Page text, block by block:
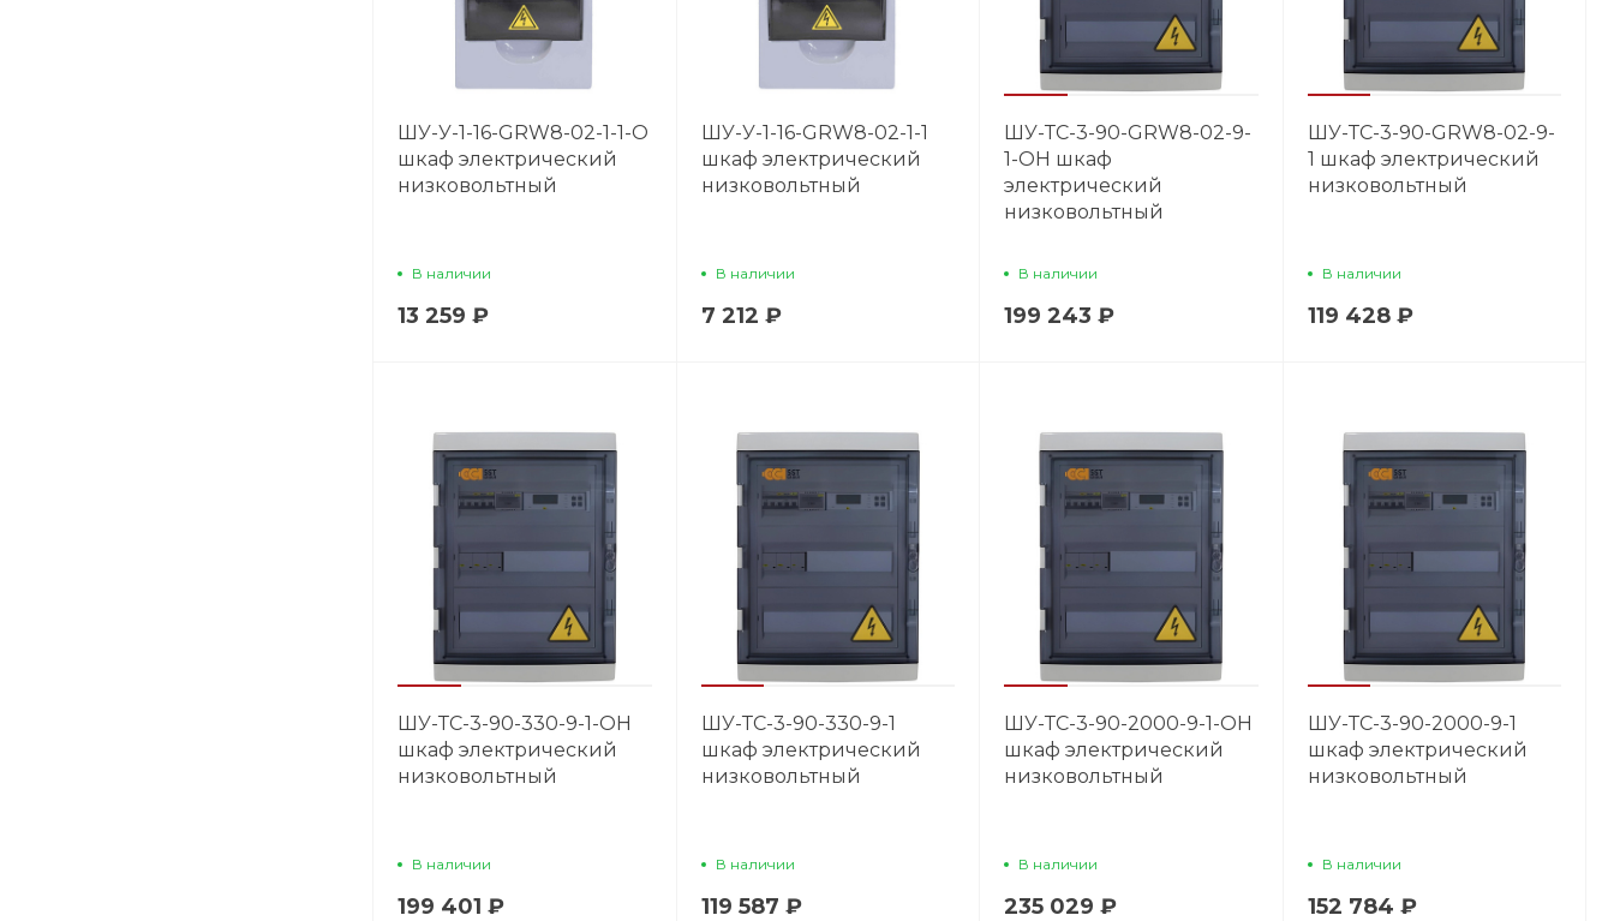
ШУ-У-1-16-GRW8-02-1-1-O
шкаф электрический
низковольтный
В наличии
13 259 ₽
ШУ-У-1-16-GRW8-02-1-1
шкаф электрический
низковольтный
В наличии
7 212 ₽
ШУ-ТС-3-90-GRW8-02-9-
1-OH шкаф
электрический
низковольтный
В наличии
199 243 ₽
ШУ-ТС-3-90-GRW8-02-9-
1 шкаф электрический
низковольтный
В наличии
119 428 ₽
ШУ-ТС-3-90-330-9-1-OH
шкаф электрический
низковольтный
В наличии
199 401 ₽
ШУ-ТС-3-90-330-9-1
шкаф электрический
низковольтный
В наличии
119 587 ₽
ШУ-ТС-3-90-2000-9-1-OH
шкаф электрический
низковольтный
В наличии
235 029 ₽
ШУ-ТС-3-90-2000-9-1
шкаф электрический
низковольтный
В наличии
152 784 ₽